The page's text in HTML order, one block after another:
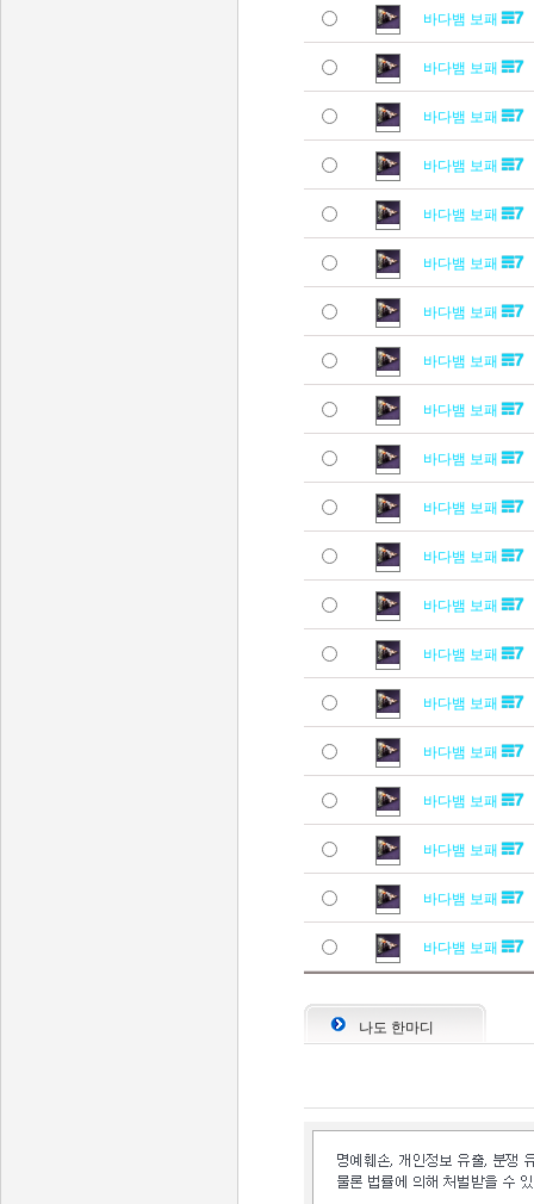
바다뱀 보패
바다뱀 보패
바다뱀 보패
바다뱀 보패
바다뱀 보패
바다뱀 보패
바다뱀 보패
바다뱀 보패
바다뱀 보패
바다뱀 보패
바다뱀 보패
바다뱀 보패
바다뱀 보패
바다뱀 보패
바다뱀 보패
바다뱀 보패
바다뱀 보패
바다뱀 보패
바다뱀 보패
바다뱀 보패
나도 한마디